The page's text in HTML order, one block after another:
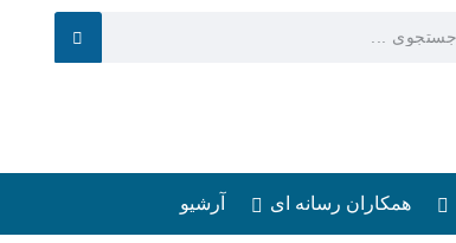
همکاران رسانه ای آرشیو